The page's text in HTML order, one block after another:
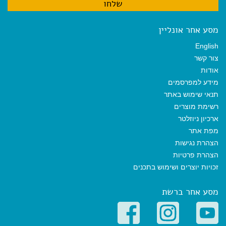
מסע אחר אונליין
English
צור קשר
אודות
מידע למפרסמים
תנאי שימוש באתר
רשימת מוצרים
ארכיון ניוזלטר
מפת אתר
הצהרת נגישות
הצהרת פרטיות
זכויות יוצרים ושימוש בתכנים
מסע אחר ברשת